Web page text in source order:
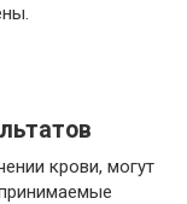
крови, могут